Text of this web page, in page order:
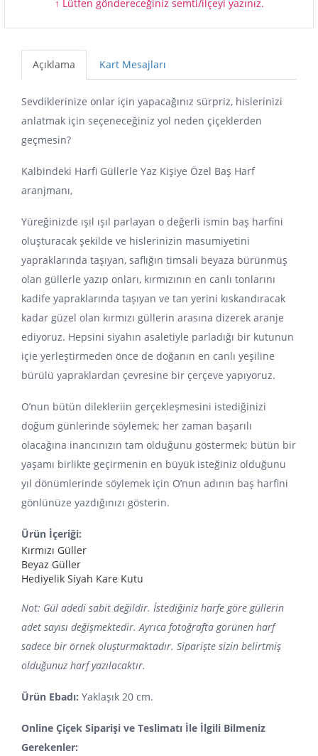
↑ Lütfen göndereceğiniz semti/ilçeyi yazınız.
Açıklama Kart Mesajları
Sevdiklerinize onlar için yapacağınız sürpriz, hislerinizi
anlatmak için seçeneceğiniz yol neden çiçeklerden
geçmesin?
Kalbindeki Harfi Güllerle Yaz Kişiye Özel Baş Harf
aranjmanı,
Yüreğinizde ışıl ışıl parlayan o değerli ismin baş harfini
oluşturacak şekilde ve hislerinizin masumiyetini
yapraklarında taşıyan, saflığın timsali beyaza bürünmüş
olan güllerle yazıp onları, kırmızının en canlı tonlarını
kadife yapraklarında taşıyan ve tan yerini kıskandıracak
kadar güzel olan kırmızı güllerin arasına dizerek aranje
ediyoruz. Hepsini siyahın asaletiyle parladığı bir kutunun
içie yerleştirmeden önce de doğanın en canlı yeşiline
bürülü yapraklardan çevresine bir çerçeve yapıyoruz.
O’nun bütün dilekleriin gerçekleşmesini istediğinizi
doğum günlerinde söylemek; her zaman başarılı
olacağına inancınızın tam olduğunu göstermek; bütün bir
yaşamı birlikte geçirmenin en büyük isteğiniz olduğunu
yıl dönümlerinde söylemek için O’nun adının baş harfini
gönlünüze yazdığınızı gösterin.
Ürün İçeriği:
Kırmızı Güller
Beyaz Güller
Hediyelik Siyah Kare Kutu
Not: Gül adedi sabit değildir. İstediğiniz harfe göre güllerin
adet sayısı değişmektedir. Ayrıca fotoğrafta görünen harf
sadece bir örnek oluşturmaktadır. Siparişte sizin belirtmiş
olduğunuz harf yazılacaktır.
Ürün Ebadı: Yaklaşık 20 cm.
Online Çiçek Siparişi ve Teslimatı İle İlgili Bilmeniz
Gerekenler: